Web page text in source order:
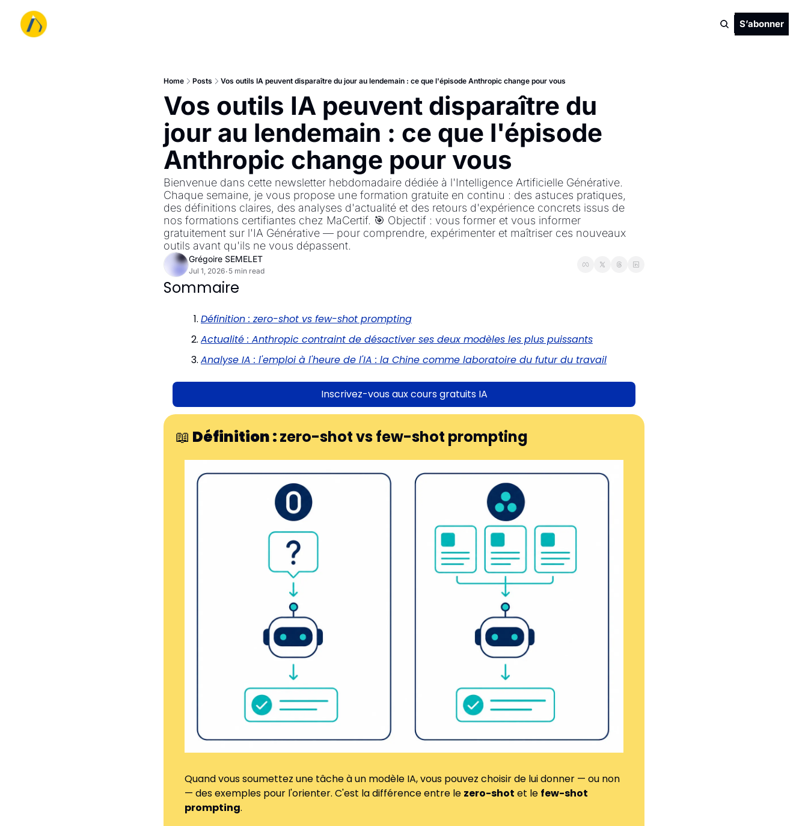
S’abonner
Home Posts Vos outils IA peuvent disparaître du jour au lendemain : ce que l'épisode Anthropic change pour vous
Vos outils IA peuvent disparaître du
jour au lendemain : ce que l'épisode
Anthropic change pour vous
Bienvenue dans cette newsletter hebdomadaire dédiée à l'Intelligence Artificielle Générative.
Chaque semaine, je vous propose une formation gratuite en continu : des astuces pratiques,
des définitions claires, des analyses d'actualité et des retours d'expérience concrets issus de
nos formations certifiantes chez MaCertif. 🎯 Objectif : vous former et vous informer
gratuitement sur l'IA Générative — pour comprendre, expérimenter et maîtriser ces nouveaux
outils avant qu'ils ne vous dépassent.
Grégoire SEMELET
Jul 1, 2026• 5 min read
Sommaire
Définition : zero-shot vs few-shot prompting
Actualité : Anthropic contraint de désactiver ses deux modèles les plus puissants
Analyse IA : l'emploi à l'heure de l'IA : la Chine comme laboratoire du futur du travail
Inscrivez-vous aux cours gratuits IA
📖 Définition : zero-shot vs few-shot prompting
Quand vous soumettez une tâche à un modèle IA, vous pouvez choisir de lui donner — ou non
— des exemples pour l'orienter. C'est la différence entre le zero-shot et le few-shot
prompting.